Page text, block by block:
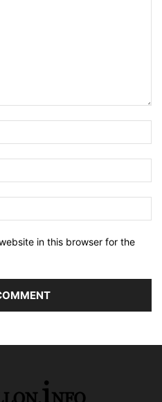
in this browser for the